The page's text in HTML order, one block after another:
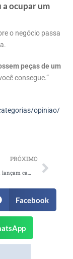
a ocupar um
o negócio passa
peças de um
consegue.”
opiniao/
PRÓXIMO
Movida e Visa lançam campanha que leva consumidores à semifinal da Copa do Mundo 2026
Facebook